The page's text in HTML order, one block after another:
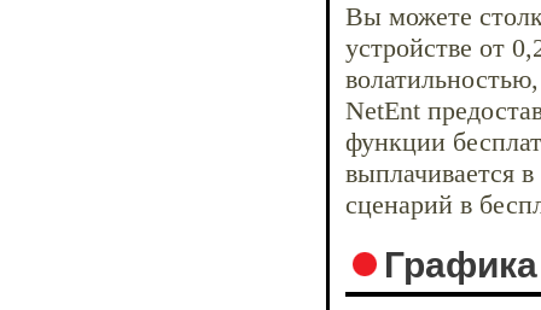
Вы можете
устройстве от
NetEnt
функции
выплачивается
сценарий в